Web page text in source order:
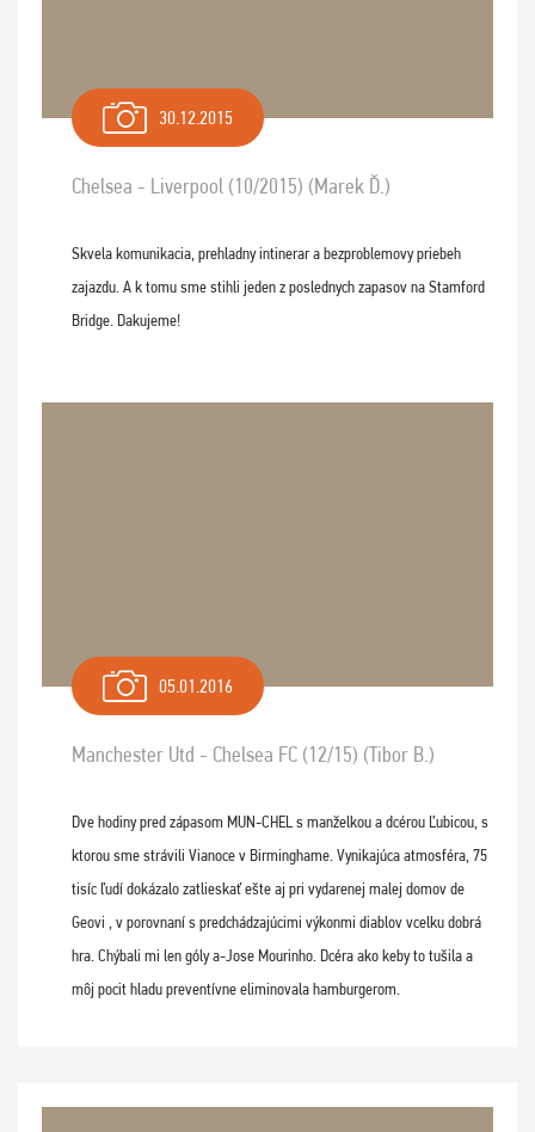
30.12.2015
Chelsea - Liverpool (10/2015) (Marek Ď.)
Skvela komunikacia, prehladny intinerar a bezproblemovy priebeh
zajazdu. A k tomu sme stihli jeden z poslednych zapasov na Stamford
Bridge. Dakujeme!
05.01.2016
Manchester Utd - Chelsea FC (12/15) (Tibor B.)
Dve hodiny pred zápasom MUN-CHEL s manželkou a dcérou Ľubicou, s
ktorou sme strávili Vianoce v Birminghame. Vynikajúca atmosféra, 75
tisíc ľudí dokázalo zatlieskať ešte aj pri vydarenej malej domov de
Geovi , v porovnaní s predchádzajúcimi výkonmi diablov vcelku dobrá
hra. Chýbali mi len góly a-Jose Mourinho. Dcéra ako keby to tušila a
môj pocit hladu preventívne eliminovala hamburgerom.